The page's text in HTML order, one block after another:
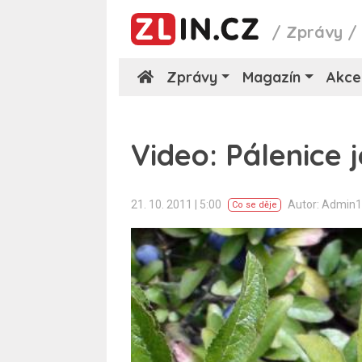
/ Zprávy /
Zprávy Magazín Akce
Video: Pálenice
21. 10. 2011 | 5:00 Co se děje Autor: